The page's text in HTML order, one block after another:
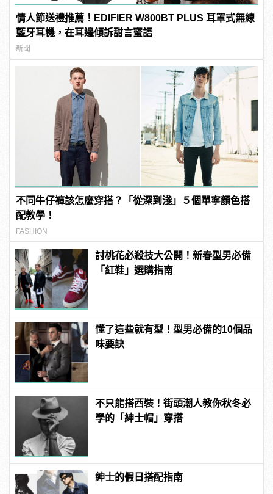
情人節送禮推薦！EDIFIER W800BT PLUS 耳罩式無線
藍牙耳機，在耳邊傾訴甜言蜜語
新聞
不同牛仔褲該怎麼穿搭？「從深到淺」５個單寧顏色搭
配教學！
FASHION
討桃花必殺技大公開！新春型男必備
「紅鞋」選購指南
懂了這些就有型！型男必備的10個品
味要訣
不只能搭西裝！街頭潮人教你秋冬必
學的「紳士帽」穿搭
紳士的假日搭配指南